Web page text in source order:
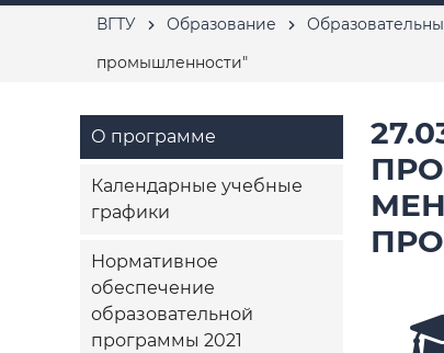
ВГТУ Образование
промышленности"
О программе
Календарные учебные
графики
Нормативное
обеспечение
образовательной
программы 2021